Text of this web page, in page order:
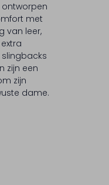
ontworpen
met
van leer,
zijn een
zijn
dame.